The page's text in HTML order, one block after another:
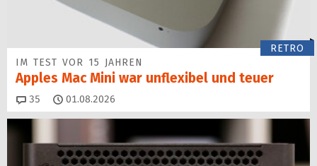
RETRO
IM TEST VOR 15 JAHREN
Apples Mac Mini war unflexibel und teuer
35 Kommentare
01.08.2026